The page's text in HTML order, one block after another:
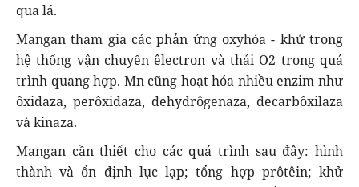
qua lá.
Mangan tham gia các phản ứng oxyhóa - khử trong
hệ thống vận chuyển êlectron và thải O2 trong quá
trình quang hợp. Mn cũng hoạt hóa nhiều enzim như
ôxidaza, perôxidaza, dehydrôgenaza, decarbôxilaza
và kinaza.
Mangan cần thiết cho các quá trình sau đây: hình
thành và ổn định lục lạp; tổng hợp prôtêin; khử